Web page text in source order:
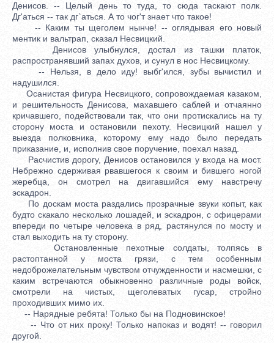
Денисов. -- Целый день то туда, то сюда таскают полк.
Дг'аться -- так дг`аться. А то чог'т знает что такое!
-- Каким ты щеголем нынче! -- оглядывая его новый
ментик и вальтрап, сказал Несвицкий.
Денисов улыбнулся, достал из ташки платок,
распространявший запах духов, и сунул в нос Несвицкому.
-- Нельзя, в дело иду! выбг'ился, зубы вычистил и
надушился.
Осанистая фигура Несвицкого, сопровождаемая казаком,
и решительность Денисова, махавшего саблей и отчаянно
кричавшего, подействовали так, что они протискались на ту
сторону моста и остановили пехоту. Несвицкий нашел у
выезда полковника, которому ему надо было передать
приказание, и, исполнив свое поручение, поехал назад.
Расчистив дорогу, Денисов остановился у входа на мост.
Небрежно сдерживая рвавшегося к своим и бившего ногой
жеребца, он смотрел на двигавшийся ему навстречу
эскадрон.
По доскам моста раздались прозрачные звуки копыт, как
будто скакало несколько лошадей, и эскадрон, с офицерами
впереди по четыре человека в ряд, растянулся по мосту и
стал выходить на ту сторону.
Остановленные пехотные солдаты, толпясь в
растоптанной у моста грязи, с тем особенным
недоброжелательным чувством отчужденности и насмешки, с
каким встречаются обыкновенно различные роды войск,
смотрели на чистых, щеголеватых гусар, стройно
проходивших мимо их.
-- Нарядные ребята! Только бы на Подновинское!
-- Что от них проку! Только напоказ и водят! -- говорил
другой.